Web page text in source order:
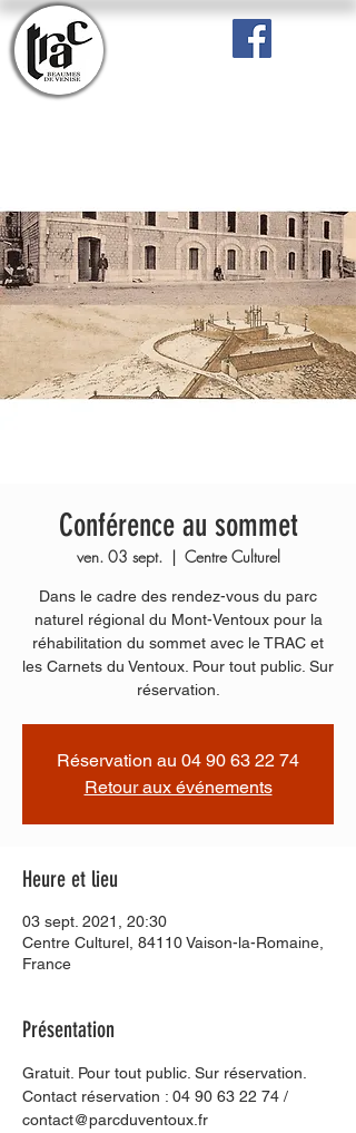
Conférence au sommet
ven. 03 sept.
  |
Centre Culturel
Dans le cadre des rendez-vous du parc
naturel régional du Mont-Ventoux pour la
réhabilitation du sommet avec le TRAC et
les Carnets du Ventoux. Pour tout public. Sur
réservation.
Réservation au 04 90 63 22 74
Retour aux événements
Heure et lieu
03 sept. 2021, 20:30
Centre Culturel, 84110 Vaison-la-Romaine,
France
Présentation
Gratuit. Pour tout public. Sur réservation.
Contact réservation : 04 90 63 22 74 /
contact@parcduventoux.fr